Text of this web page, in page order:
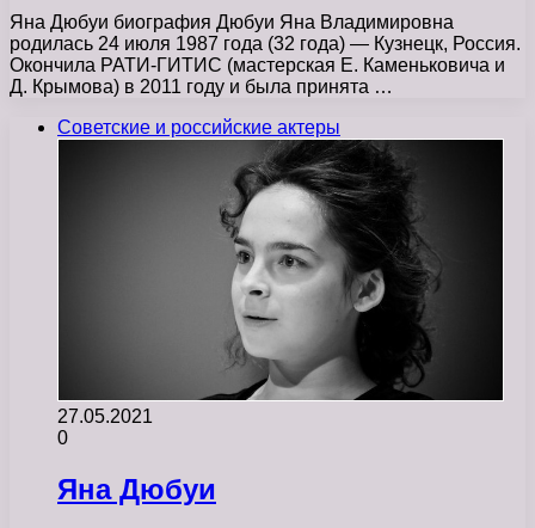
Яна Дюбуи биография Дюбуи Яна Владимировна
родилась 24 июля 1987 года (32 года) — Кузнецк, Россия.
Окончила РАТИ-ГИТИС (мастерская Е. Каменьковича и
Д. Крымова) в 2011 году и была принята …
Советские и российские актеры
27.05.2021
0
Яна Дюбуи